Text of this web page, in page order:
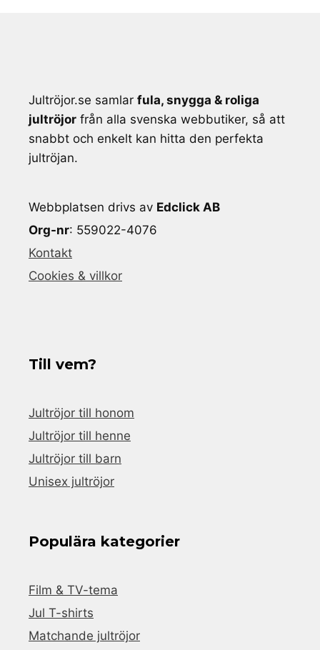
Jultröjor.se samlar fula, snygga & roliga
jultröjor från alla svenska webbutiker, så att
snabbt och enkelt kan hitta den perfekta
jultröjan.
Webbplatsen drivs av Edclick AB
Org-nr: 559022-4076
Kontakt
Cookies & villkor
Till vem?
Jultröjor till honom
Jultröjor till henne
Jultröjor till barn
Unisex jultröjor
Populära kategorier
Film & TV-tema
Jul T-shirts
Matchande jultröjor